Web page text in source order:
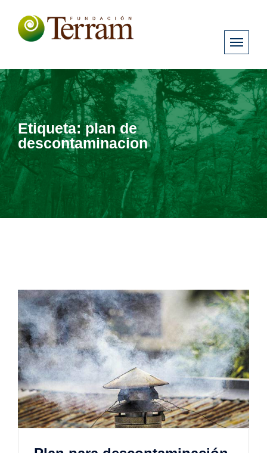
Etiqueta:plan de
descontaminacion